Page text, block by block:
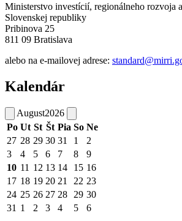
Ministerstvo investícií, regionálneho rozvoja
Slovenskej republiky
Pribinova 25
811 09 Bratislava
alebo na e-mailovej adrese:
Kalendár
August2026
Po Ut St Št Pia So Ne
27 28 29 30 31 1
2
3
4 5 6 7 8
9
10 11 12 13 14 15 16
17 18 19 20 21 22 23
24 25 26 27 28 29 30
31 1 2 3 4 5 6